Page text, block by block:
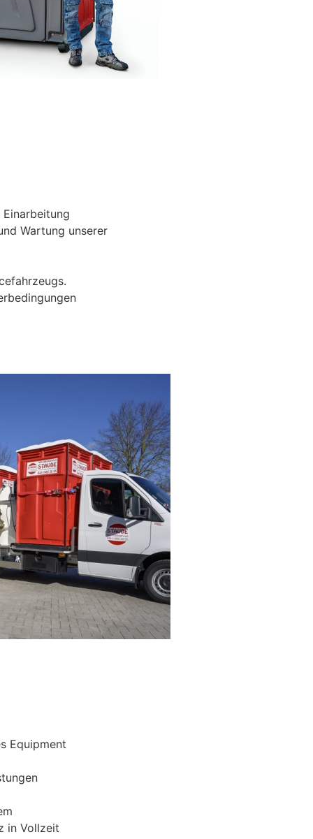
Wartung unserer
Equipment
in Vollzeit